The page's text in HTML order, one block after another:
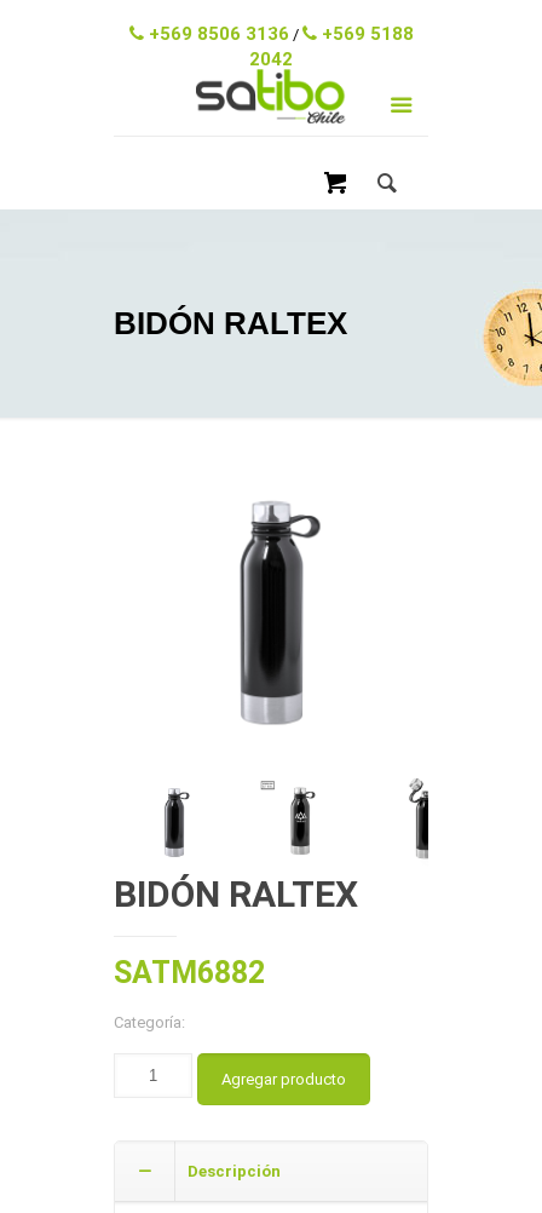
+569 8506 3136 /
+569 5188
2042
BIDÓN RALTEX
BIDÓN RALTEX
SATM6882
Categoría:
Agregar producto
Descripción